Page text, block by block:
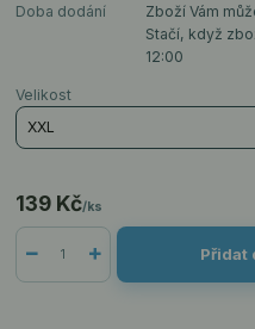
Doba dodání
Zboží Vám
Stačí, když
12:00
Velikost
139 Kč/ks
Přidat